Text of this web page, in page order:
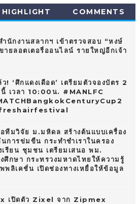
HIGHLIGHT COMMENTS
ำนักงานสลากฯ เข้าตรวจสอบ “หงษ์
ายลอตเตอรี่ออนไลน์ รายใหญ่อีกเจ้า
! ‘ศึกแดงเดือด’ เตรียมตัวจองบัตร 2
นี้ เวลา 10:00น. #MANLFC
ทีมวิจัย ม.มหิดล สร้างต้นแบบเครื่อง
การข่มขืน กระทำชำเราในครอง
เรียน ชุมชน เตรียมเสนอ พม.
ศึกษา กระทรวงมหาดไทยให้ความรู้
พลิเคชั่น เปิดช่องทางเหยื่อให้ข้อมูล
เปิดตัว Zixel จาก Zipmex